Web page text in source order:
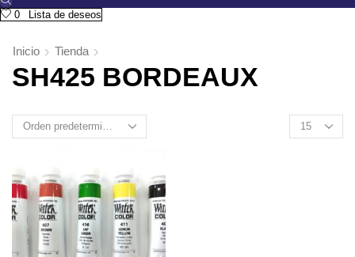
0 Lista de deseos
Inicio Tienda
SH425 BORDEAUX
Products
per